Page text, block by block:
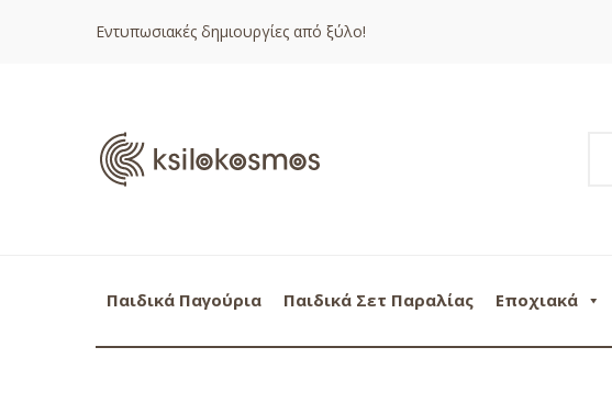
Εντυπωσιακές δημιουργίες από ξύλο!
Παιδικά Παγούρια Παιδικά Σετ Παραλίας Εποχιακά